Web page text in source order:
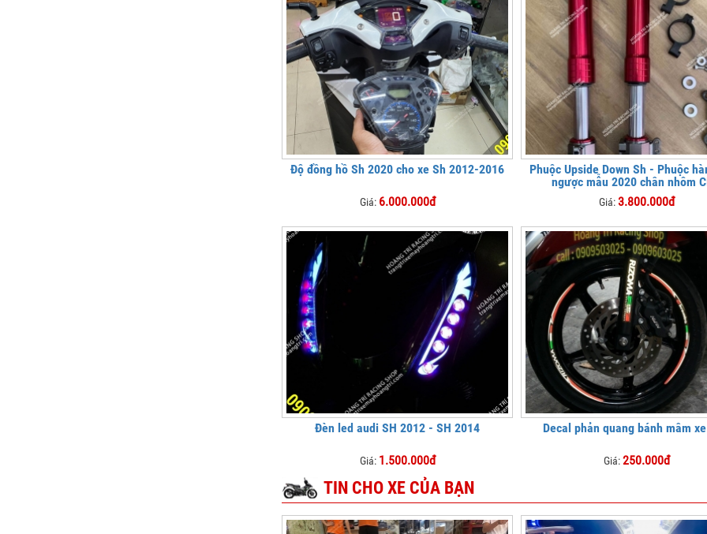
Độ đồng hồ Sh 2020 cho xe Sh 2012-2016
Giá: 6.000.000đ
Phuộc Upside Down Sh - Phuộc
ngược mẫu 2020 chân nhôm
Giá:3.800.000đ
Đèn led audi SH 2012 - SH 2014
Giá: 1.500.000đ
Decal phản quang bánh mâm
Giá:250.000đ
TIN CHO XE CỦA BẠN